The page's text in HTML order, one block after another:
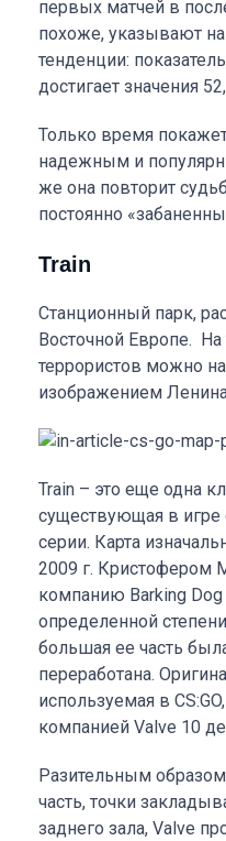
первых матчей в
похоже, указывают
тенденции:
достигает значения
Только время
надежным и
же она повторит
постоянно
Train
Станционный парк,
Восточной Европе.
террористов можно
изображением
Train – это еще одна
существующая в игре
серии. Карта
2009 г.
компанию Barking
определенной
большая ее часть
переработана.
используемая в
компанией Valve 10
Разительным
часть, точки
заднего зала, Valve